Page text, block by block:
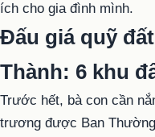
ích cho gia đình mình.
Đấu giá quỹ
Thành: 6 khu
Trước hết, bà con cần
trương được Ban